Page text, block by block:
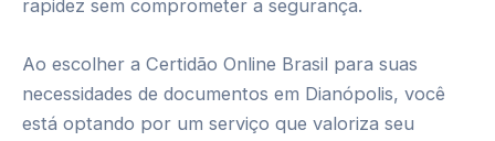
rapidez sem comprometer a segurança.
Ao escolher a Certidão Online Brasil para suas
necessidades de documentos em Dianópolis, você
está optando por um serviço que valoriza seu